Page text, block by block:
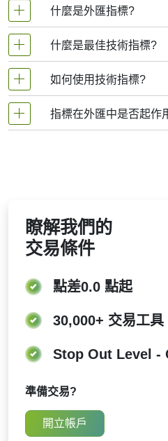
所有移動平均線都計算一
它們處理價格資料的方式
這是最基本的類型。它對
等權重。這種方法常用於
移動平均線分析，以便在
位。
與 WMA 一樣，該版本也
續。與 WMA 不同的是，
棄；只是隨著時間的推移
後臺。在盈利季節分析
移動平均線時，交易者通
現動量變化。
什麼是外匯指標?
交易者使用外匯指標來預測
在外匯市場中賺錢的機會.外
交易工具的價格和數量, 以進
什麼是最佳技術指標?
技術分析通常包含在各種交
分開考慮.一些指標很少使用,
易者而言幾乎是不可替代的.
如何使用技術指標?
交易策略通常需要多個技術
指標在外匯中是否起作
勢交易.
瞭解我們的
交易條件
點差0.0 點起
30,000+ 交易工具
Stop Out Level -
準備交易?
開立帳戶